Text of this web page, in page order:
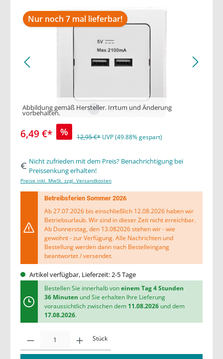
Nur noch 7 mal lieferbar!
Abbildung gemäß Hersteller. Irrtum und Änderung
vorbehalten.
6,49 €* % 12,95 €* UVP (49.88% gespart)
Nicht zufrieden mit dem Preis? Benachrichtigung bei
Preissenkung erhalten!
Preise inkl. MwSt. zzgl. Versandkosten
Betreibsferien Sommer 2026
Ab 27.07.2026 bis einschließlich 12.08.2026 haben wir
Betriebsurlaub. Wir sind in dieser Zeit nicht erreichbar.
Ab Donnerstag, den 13.082026 stehen wir - wie
gewohnt - zur Verfügung. Alle Nachrichten und
Bestellung werden dann nach Bestelleingang
beantwortet / versendet.
Artikel verfügbar, Lieferzeit: 2-5 Tage
Bestellen Sie innerhalb voneinem Tag 4 Stunden
36 Minuten und Sie erhalten Ihre Lieferung
voraussichtlich zwischen dem 11.08.2026und dem
17.08.2026.
Stück